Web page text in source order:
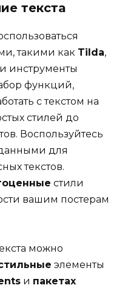
текста
такими как Tilda,
инструменты
функций,
с текстом на
стилей до
Воспользуйтесь
для
текстов.
стили
вашим постерам
можно
элементы
и пакетах